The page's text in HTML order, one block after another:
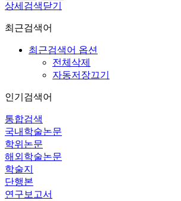
상세검색닫기
최근검색어
최근검색어 옵션
전체삭제
자동저장끄기
인기검색어
통합검색
국내학술논문
학위논문
해외학술논문
학술지
단행본
연구보고서